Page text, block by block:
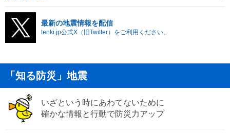
最新の地震情報を配信
tenki.jp公式X（旧Twitter）をご利用ください。
「知る防災」地震
いざという時にあわてないために
確かな情報と行動で防災力アップ